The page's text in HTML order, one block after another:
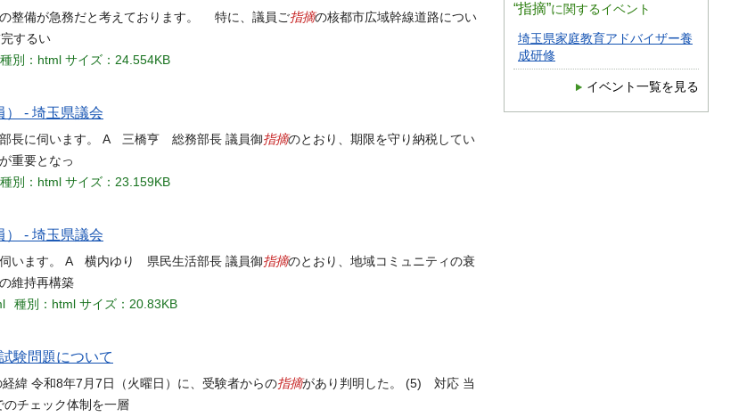
“指摘”に関するイベント
埼玉県家庭教育アドバイザー養
成研修
イベント一覧を見る
整備が急務だと考えております。 特に、議員ご指摘の核都市広域幹線道路につい
するい
種別：html サイズ：24.554KB
） - 埼玉県議会
部長に伺います。 A 三橋亨 総務部長 議員御指摘のとおり、期限を守り納税してい
重要となっ
種別：html サイズ：23.159KB
） - 埼玉県議会
伺います。 A 横内ゆり 県民生活部長 議員御指摘のとおり、地域コミュニティの衰
維持再構築
種別：html サイズ：20.83KB
験問題について
緯 令和8年7月7日（火曜日）に、受験者からの指摘があり判明した。 (5) 対応 当
チェック体制を一層